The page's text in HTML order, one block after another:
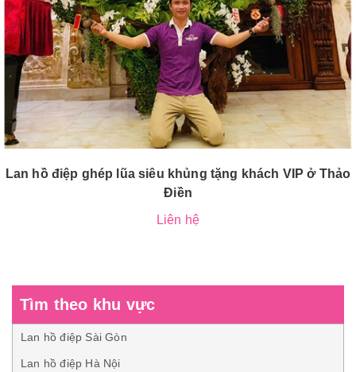
Lan hồ điệp ghép lũa siêu khủng tặng khách VIP ở Thảo
Điền
Liên hệ
Tìm theo khu vực
Lan hồ điệp Sài Gòn
Lan hồ điệp Hà Nội